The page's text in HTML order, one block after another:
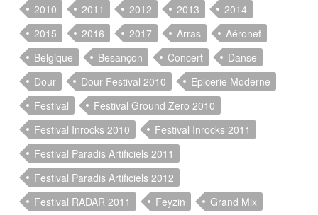
2010 2011 2012 2013
2014
2015
2016 2017 Arras
Aéronef
Belgique
Besançon Concert
Danse
Dour
Dour Festival 2010
Epicerie Moderne
Festival
Festival Ground Zero 2010
Festival Inrocks 2010
Festival Inrocks 2011
Festival Paradis Artificiels 2011
Festival Paradis Artificiels 2012
Festival RADAR 2011
Feyzin
Grand Mix